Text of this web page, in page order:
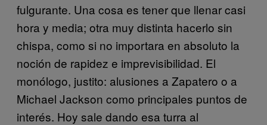
fulgurante. Una cosa es tener que llenar casi
hora y media; otra muy distinta hacerlo sin
chispa, como si no importara en absoluto la
noción de rapidez e imprevisibilidad. El
monólogo, justito: alusiones a Zapatero o a
Michael Jackson como principales puntos de
interés. Hoy sale dando esa turra al